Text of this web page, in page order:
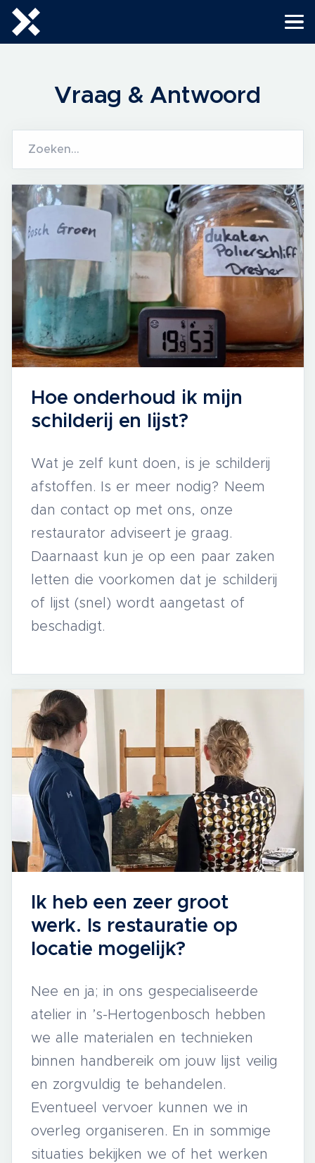
Vraag & Antwoord
Hoe onderhoud ik mijn
schilderij en lijst?
Wat je zelf kunt doen, is je schilderij
afstoffen. Is er meer nodig? Neem
dan contact op met ons, onze
restaurator adviseert je graag.
Daarnaast kun je op een paar zaken
letten die voorkomen dat je schilderij
of lijst (snel) wordt aangetast of
beschadigt.
Ik heb een zeer groot
werk. Is restauratie op
locatie mogelijk?
Nee en ja; in ons gespecialiseerde
atelier in ’s-Hertogenbosch hebben
we alle materialen en technieken
binnen handbereik om jouw lijst veilig
en zorgvuldig te behandelen.
Eventueel vervoer kunnen we in
overleg organiseren. En in sommige
situaties bekijken we of het werken